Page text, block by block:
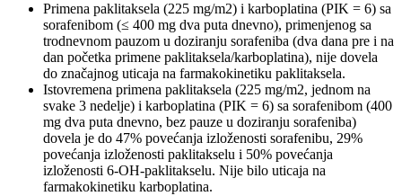
Primena paklitaksela (225 mg/m2) i karboplatina (PIK = 6) sa
sorafenibom (≤ 400 mg dva puta dnevno), primenjenog sa
trodnevnom pauzom u doziranju sorafeniba (dva dana pre i na
dan početka primene paklitaksela/karboplatina), nije dovela
do značajnog uticaja na farmakokinetiku paklitaksela.
Istovremena primena paklitaksela (225 mg/m2, jednom na
svake 3 nedelje) i karboplatina (PIK = 6) sa sorafenibom (400
mg dva puta dnevno, bez pauze u doziranju sorafeniba)
dovela je do 47% povećanja izloženosti sorafenibu, 29%
povećanja izloženosti paklitakselu i 50% povećanja
izloženosti 6-OH-paklitakselu. Nije bilo uticaja na
farmakokinetiku karboplatina.